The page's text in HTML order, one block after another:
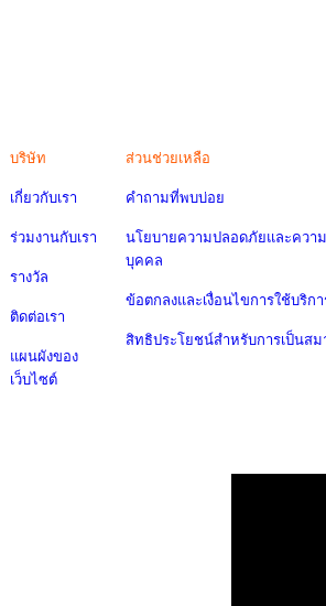
บริษัท
เกี่ยวกับเรา
ร่วมงานกับเรา
รางวัล
ติดต่อเรา
แผนผังของ
เว็บไซต์
ส่วนช่วยเหลือ
คำถามที่พบบ่อย
นโยบายความปลอดภัยและควา
บุคคล
ข้อตกลงและเงื่อนไขการใช้บริกา
สิทธิประโยชน์สำหรับการเป็นสม